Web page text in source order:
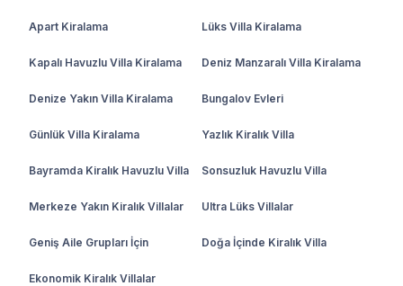
Apart Kiralama Lüks Villa Kiralama
Kapalı Havuzlu Villa Kiralama Deniz Manzaralı Villa Kiralama
Denize Yakın Villa Kiralama Bungalov Evleri
Günlük Villa Kiralama Yazlık Kiralık Villa
Bayramda Kiralık Havuzlu Villa Sonsuzluk Havuzlu Villa
Merkeze Yakın Kiralık Villalar Ultra Lüks Villalar
Geniş Aile Grupları İçin Doğa İçinde Kiralık Villa
Ekonomik Kiralık Villalar